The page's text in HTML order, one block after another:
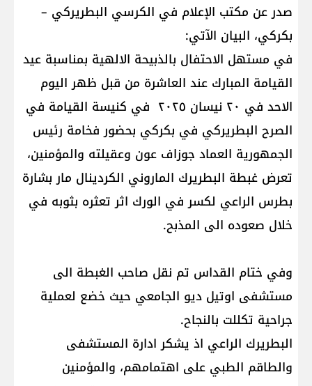
صدر عن مكتب الإعلام في الكرسي البطريركي –
بكركي، البيان الآتي:
في مستهل الاحتفال بالذبيحة الالهية بمناسبة عيد
القيامة المبارك عند العاشرة من قبل ظهر اليوم
الاحد في ٢٠ نيسان ٢٠٢٥ في كنيسة القيامة في
الصرح البطريركي في بكركي بحضور فخامة رئيس
الجمهورية العماد جوزاف عون وعقيلته والمؤمنين،
تعرض غبطة البطريرك الماروني الكردينال مار بشارة
بطرس الراعي لكسر في الورك اثر تعثره بثوبه في
خلال صعوده الى المذبح.
وفي ختام القداس تم نقل صاحب الغبطة الى
مستشفى اوتيل ديو الجامعي حيث خضع لعملية
جراحية تكللت بالنجاح.
البطريرك الراعي اذ يشكر ادارة المستشفى
والطاقم الطبي على اهتمامهم، والمؤمنين